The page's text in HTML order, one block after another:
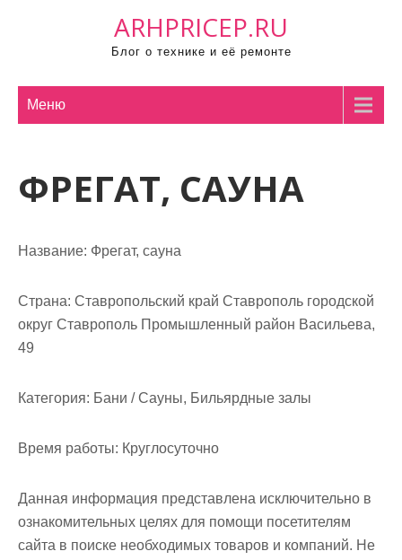
ARHPRICEP.RU
Блог о технике и её ремонте
Меню
ФРЕГАТ, САУНА
Название: Фрегат, сауна
Страна: Ставропольский край Ставрополь городской
округ Ставрополь Промышленный район Васильева,
49
Категория: Бани / Сауны, Бильярдные залы
Время работы: Круглосуточно
Данная информация представлена исключительно в
ознакомительных целях для помощи посетителям
сайта в поиске необходимых товаров и компаний. Не